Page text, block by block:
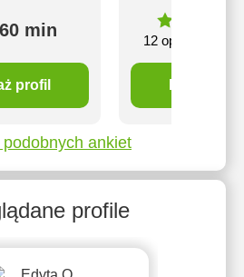
min
profil
12 opinie
ankiet
profile